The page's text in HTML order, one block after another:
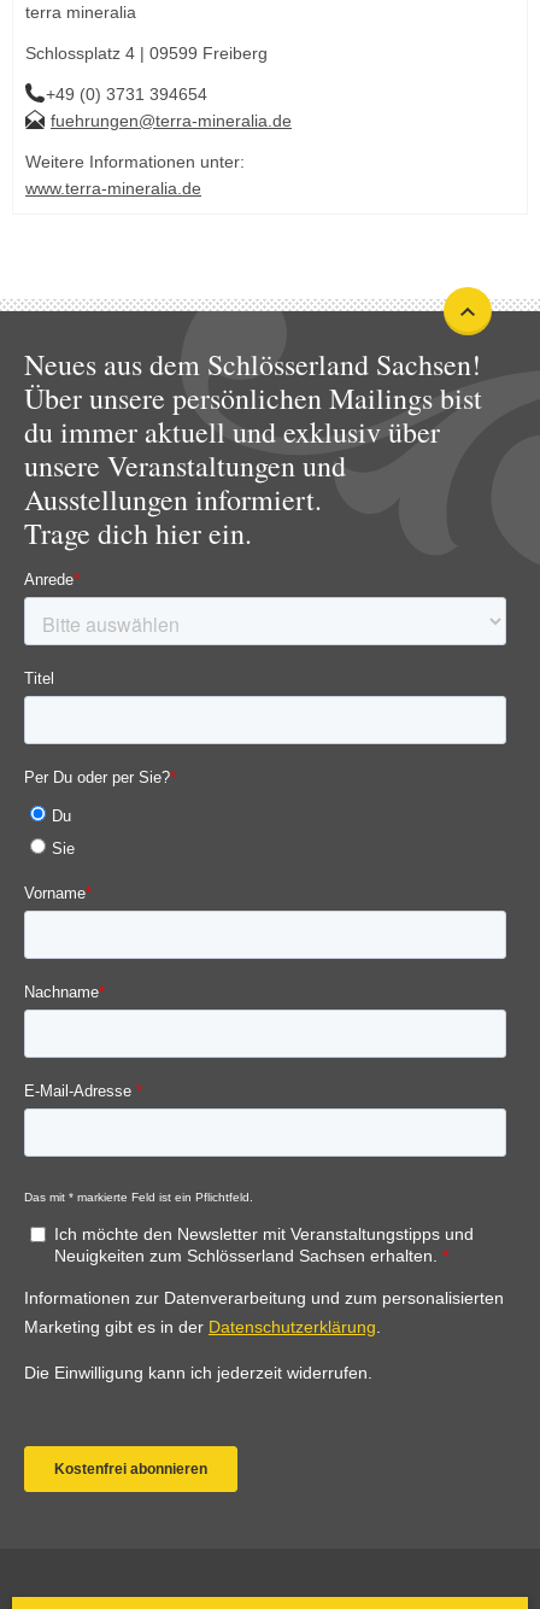
terra mineralia
Schlossplatz 4 | 09599 Freiberg
+49 (0) 3731 394654
fuehrungen@terra-mineralia.de
Weitere Informationen unter:
www.terra-mineralia.de
Neues aus dem Schlösserland Sachsen!
Über unsere persönlichen Mailings bist
du immer aktuell und exklusiv über
unsere Veranstaltungen und
Ausstellungen informiert.
Trage dich hier ein.